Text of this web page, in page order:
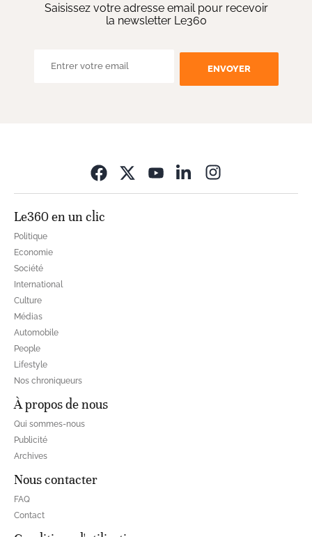
Saisissez votre adresse email pour recevoir
la newsletter Le360
ENVOYER
Le360 en un clic
Politique
Economie
Société
International
Culture
Médias
Automobile
People
Lifestyle
Nos chroniqueurs
À propos de nous
Qui sommes-nous
Publicité
Archives
Nous contacter
FAQ
Contact